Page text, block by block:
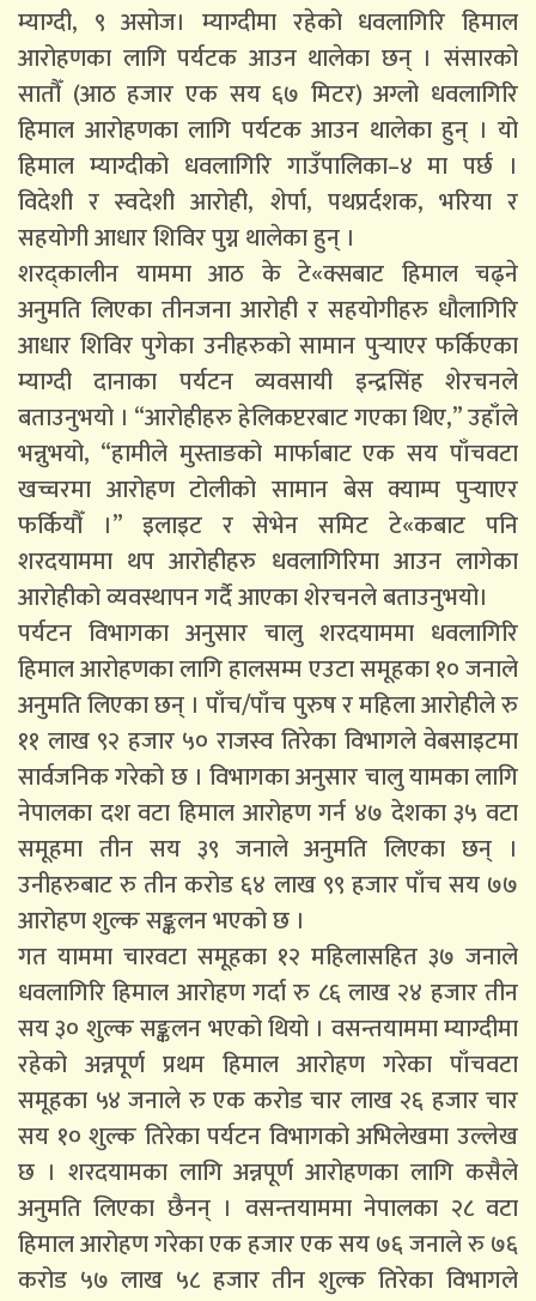
म्याग्दी, ९ असोज। म्याग्दीमा रहेको धवलागिरि हिमाल
आरोहणका लागि पर्यटक आउन थालेका छन् । संसारको
सातौँ (आठ हजार एक सय ६७ मिटर) अग्लो धवलागिरि
हिमाल आरोहणका लागि पर्यटक आउन थालेका हुन् । यो
हिमाल म्याग्दीको धवलागिरि गाउँपालिका–४ मा पर्छ ।
विदेशी र स्वदेशी आरोही, शेर्पा, पथप्रर्दशक, भरिया र
सहयोगी आधार शिविर पुग्न थालेका हुन् ।
शरद्कालीन याममा आठ के टे«क्सबाट हिमाल चढ्ने
अनुमति लिएका तीनजना आरोही र सहयोगीहरु धौलागिरि
आधार शिविर पुगेका उनीहरुको सामान पुर्‍याएर फर्किएका
म्याग्दी दानाका पर्यटन व्यवसायी इन्द्रसिंह शेरचनले
बताउनुभयो । “आरोहीहरु हेलिकप्टरबाट गएका थिए,” उहाँले
भन्नुभयो, “हामीले मुस्ताङको मार्फाबाट एक सय पाँचवटा
खच्चरमा आरोहण टोलीको सामान बेस क्याम्प पुर्‍याएर
फर्कियौँ ।” इलाइट र सेभेन समिट टे«कबाट पनि
शरदयाममा थप आरोहीहरु धवलागिरिमा आउन लागेका
आरोहीको व्यवस्थापन गर्दै आएका शेरचनले बताउनुभयो।
पर्यटन विभागका अनुसार चालु शरदयाममा धवलागिरि
हिमाल आरोहणका लागि हालसम्म एउटा समूहका १० जनाले
अनुमति लिएका छन् । पाँच/पाँच पुरुष र महिला आरोहीले रु
११ लाख ९२ हजार ५० राजस्व तिरेका विभागले वेबसाइटमा
सार्वजनिक गरेको छ । विभागका अनुसार चालु यामका लागि
नेपालका दश वटा हिमाल आरोहण गर्न ४७ देशका ३५ वटा
समूहमा तीन सय ३९ जनाले अनुमति लिएका छन् ।
उनीहरुबाट रु तीन करोड ६४ लाख ९९ हजार पाँच सय ७७
आरोहण शुल्क सङ्कलन भएको छ ।
गत याममा चारवटा समूहका १२ महिलासहित ३७ जनाले
धवलागिरि हिमाल आरोहण गर्दा रु ८६ लाख २४ हजार तीन
सय ३० शुल्क सङ्कलन भएको थियो । वसन्तयाममा म्याग्दीमा
रहेको अन्नपूर्ण प्रथम हिमाल आरोहण गरेका पाँचवटा
समूहका ५४ जनाले रु एक करोड चार लाख २६ हजार चार
सय १० शुल्क तिरेका पर्यटन विभागको अभिलेखमा उल्लेख
छ । शरदयामका लागि अन्नपूर्ण आरोहणका लागि कसैले
अनुमति लिएका छैनन् । वसन्तयाममा नेपालका २८ वटा
हिमाल आरोहण गरेका एक हजार एक सय ७६ जनाले रु ७६
करोड ५७ लाख ५८ हजार तीन शुल्क तिरेका विभागले